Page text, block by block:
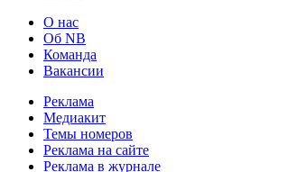
О нас
Об NB
Команда
Вакансии
Реклама
Медиакит
Темы номеров
Реклама на сайте
Реклама в журнале